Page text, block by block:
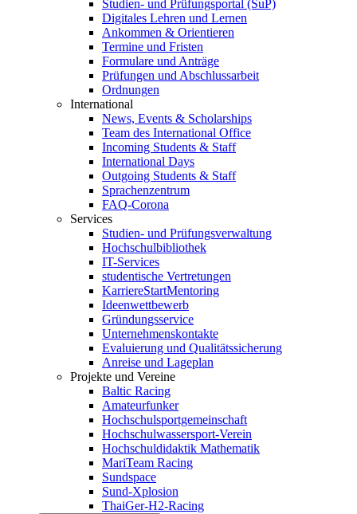
Studien- und Prüfungsportal (SuP)
Digitales Lehren und Lernen
Ankommen & Orientieren
Termine und Fristen
Formulare und Anträge
Prüfungen und Abschlussarbeit
Ordnungen
International
News, Events & Scholarships
Team des International Office
Incoming Students & Staff
International Days
Outgoing Students & Staff
Sprachenzentrum
FAQ-Corona
Services
Studien- und Prüfungsverwaltung
Hochschulbibliothek
IT-Services
studentische Vertretungen
KarriereStartMentoring
Ideenwettbewerb
Gründungsservice
Unternehmenskontakte
Evaluierung und Qualitätssicherung
Anreise und Lageplan
Projekte und Vereine
Baltic Racing
Amateurfunker
Hochschulsportgemeinschaft
Hochschulwassersport-Verein
Hochschuldidaktik Mathematik
MariTeam Racing
Sundspace
Sund-Xplosion
ThaiGer-H2-Racing